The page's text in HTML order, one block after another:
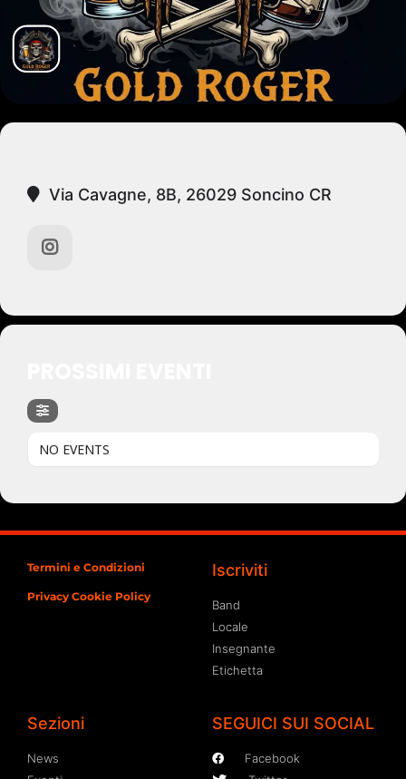
Via Cavagne, 8B, 26029 Soncino CR
NO EVENTS
Termini e Condizioni
Privacy Cookie Policy
Iscriviti
Band
Locale
Insegnante
Etichetta
Sezioni
News
SEGUICI SUI SOCIAL
Facebook